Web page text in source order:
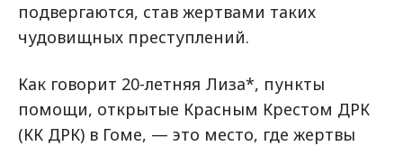
подвергаются, став жертвами таких
чудовищных преступлений.
Как говорит 20-летняя Лиза*, пункты
помощи, открытые Красным Крестом ДРК
(КК ДРК) в Гоме, — это место, где жертвы